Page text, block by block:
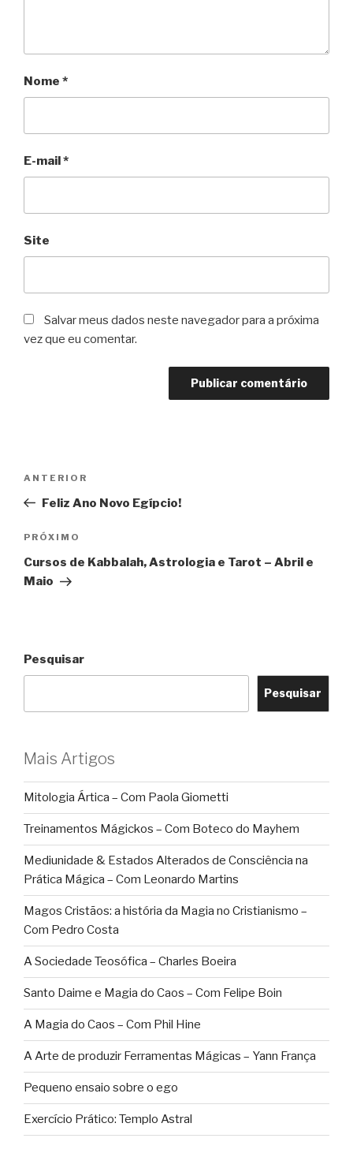
Nome *
E-mail*
Site
Salvar meus dados neste navegador para a próxima
vez que eu comentar.
Post
Post
anterior
ANTERIOR
Feliz Ano Novo Egípcio!
Próximo
post
PRÓXIMO
Cursos de Kabbalah, Astrologia e Tarot – Abril e
Maio
Pesquisar
Pesquisar
Mais Artigos
Mitologia Ártica – Com Paola Giometti
Treinamentos Mágickos – Com Boteco do Mayhem
Mediunidade & Estados Alterados de Consciência na
Prática Mágica – Com Leonardo Martins
Magos Cristãos: a história da Magia no Cristianismo –
Com Pedro Costa
A Sociedade Teosófica – Charles Boeira
Santo Daime e Magia do Caos – Com Felipe Boin
A Magia do Caos – Com Phil Hine
A Arte de produzir Ferramentas Mágicas – Yann França
Pequeno ensaio sobre o ego
Exercício Prático: Templo Astral